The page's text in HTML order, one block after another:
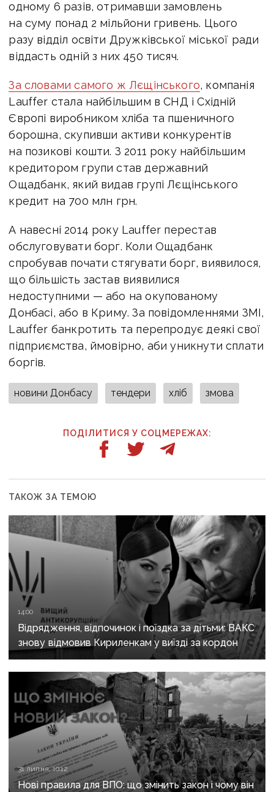
одному 6 разів, отримавши замовлень
на суму понад 2 мільйони гривень. Цього
разу відділ освіти Дружківської міської ради
віддасть одній з них 450 тисяч.
За словами самого ж Лєщінського, компанія
Lauffer стала найбільшим в СНД і Східній
Європі виробником хліба та пшеничного
борошна, скупивши активи конкурентів
на позикові кошти. З 2011 року найбільшим
кредитором групи став державний
Ощадбанк, який видав групі Лєщінського
кредит на 700 млн грн.
А навесні 2014 року Lauffer перестав
обслуговувати борг. Коли Ощадбанк
спробував почати стягувати борг, виявилося,
що більшість застав виявилися
недоступними — або на окупованому
Донбасі, або в Криму. За повідомленнями ЗМІ,
Lauffer банкротить та перепродує деякі свої
підприємства, ймовірно, аби уникнути сплати
боргів.
новини Донбасу тендери хліб змова
ПОДІЛИТИСЯ У СОЦМЕРЕЖАХ:
ТАКОЖ ЗА ТЕМОЮ
14:00
Відрядження, відпочинок і поїздка за дітьми: ВАКС
знову відмовив Кириленкам у виїзді за кордон
31 липня, 10:12
Нові правила для ВПО: що змінить закон і чому він